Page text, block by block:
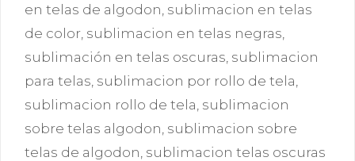
en telas de algodon sublimacion en telas
de color sublimacion en telas negras
sublimación en telas oscuras sublimacion
para telas sublimacion por rollo de tela
sublimacion rollo de tela sublimacion
sobre telas algodon sublimacion sobre
telas de algodon sublimacion telas oscuras